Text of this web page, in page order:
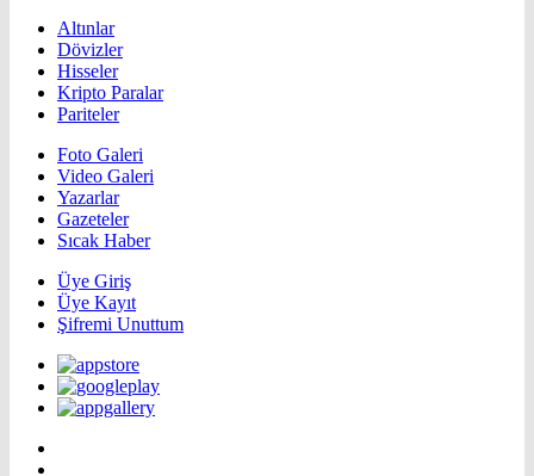
Altınlar
Dövizler
Hisseler
Kripto Paralar
Pariteler
Foto Galeri
Video Galeri
Yazarlar
Gazeteler
Sıcak Haber
Üye Giriş
Üye Kayıt
Şifremi Unuttum